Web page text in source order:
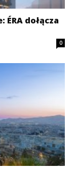
dołącza
0